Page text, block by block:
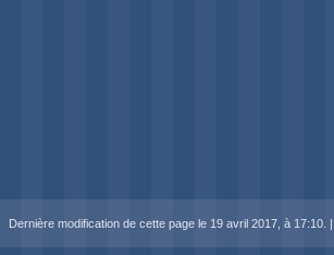
Dernière modification de cette page le 19 avril 2017, à 17:10.